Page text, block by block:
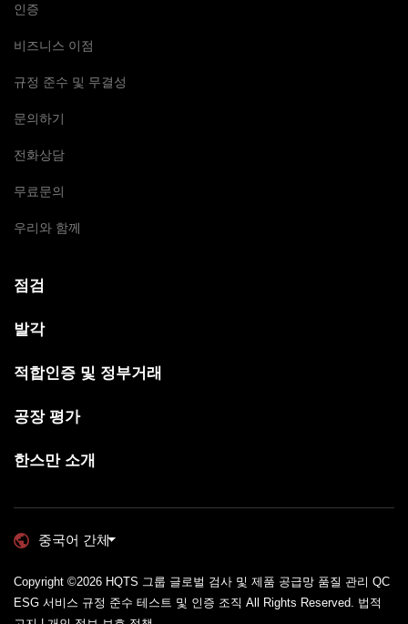
인증
비즈니스 이점
규정 준수 및 무결성
문의하기
전화상담
무료문의
우리와 함께
점검
발각
적합인증 및 정부거래
공장 평가
한스만 소개
중국어 간체
Copyright ©2026 HQTS 그룹 글로벌 검사 및 제품 공급망 품질 관리 QC
ESG 서비스 규정 준수 테스트 및 인증 조직 All Rights Reserved. 법적